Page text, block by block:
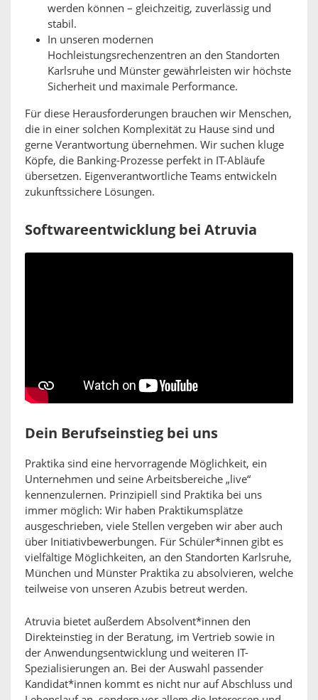
werden können – gleichzeitig, zuverlässig und
stabil.
In unseren modernen
Hochleistungsrechenzentren an den Standorten
Karlsruhe und Münster gewährleisten wir höchste
Sicherheit und maximale Performance.
Für diese Herausforderungen brauchen wir Menschen,
die in einer solchen Komplexität zu Hause sind und
gerne Verantwortung übernehmen. Wir suchen kluge
Köpfe, die Banking-Prozesse perfekt in IT-Abläufe
übersetzen. Eigenverantwortliche Teams entwickeln
zukunftssichere Lösungen.
Softwareentwicklung bei Atruvia
Dein Berufseinstieg bei uns
Praktika sind eine hervorragende Möglichkeit, ein
Unternehmen und seine Arbeitsbereiche „live“
kennenzulernen. Prinzipiell sind Praktika bei uns
immer möglich: Wir haben Praktikumsplätze
ausgeschrieben, viele Stellen vergeben wir aber auch
über Initiativbewerbungen. Für Schüler*innen gibt es
vielfältige Möglichkeiten, an den Standorten Karlsruhe,
München und Münster Praktika zu absolvieren, welche
teilweise von unseren Azubis betreut werden.
Atruvia bietet außerdem Absolvent*innen den
Direkteinstieg in der Beratung, im Vertrieb sowie in
der Anwendungsentwicklung und weiteren IT-
Spezialisierungen an. Bei der Auswahl passender
Kandidat*innen kommt es nicht nur auf Abschluss und